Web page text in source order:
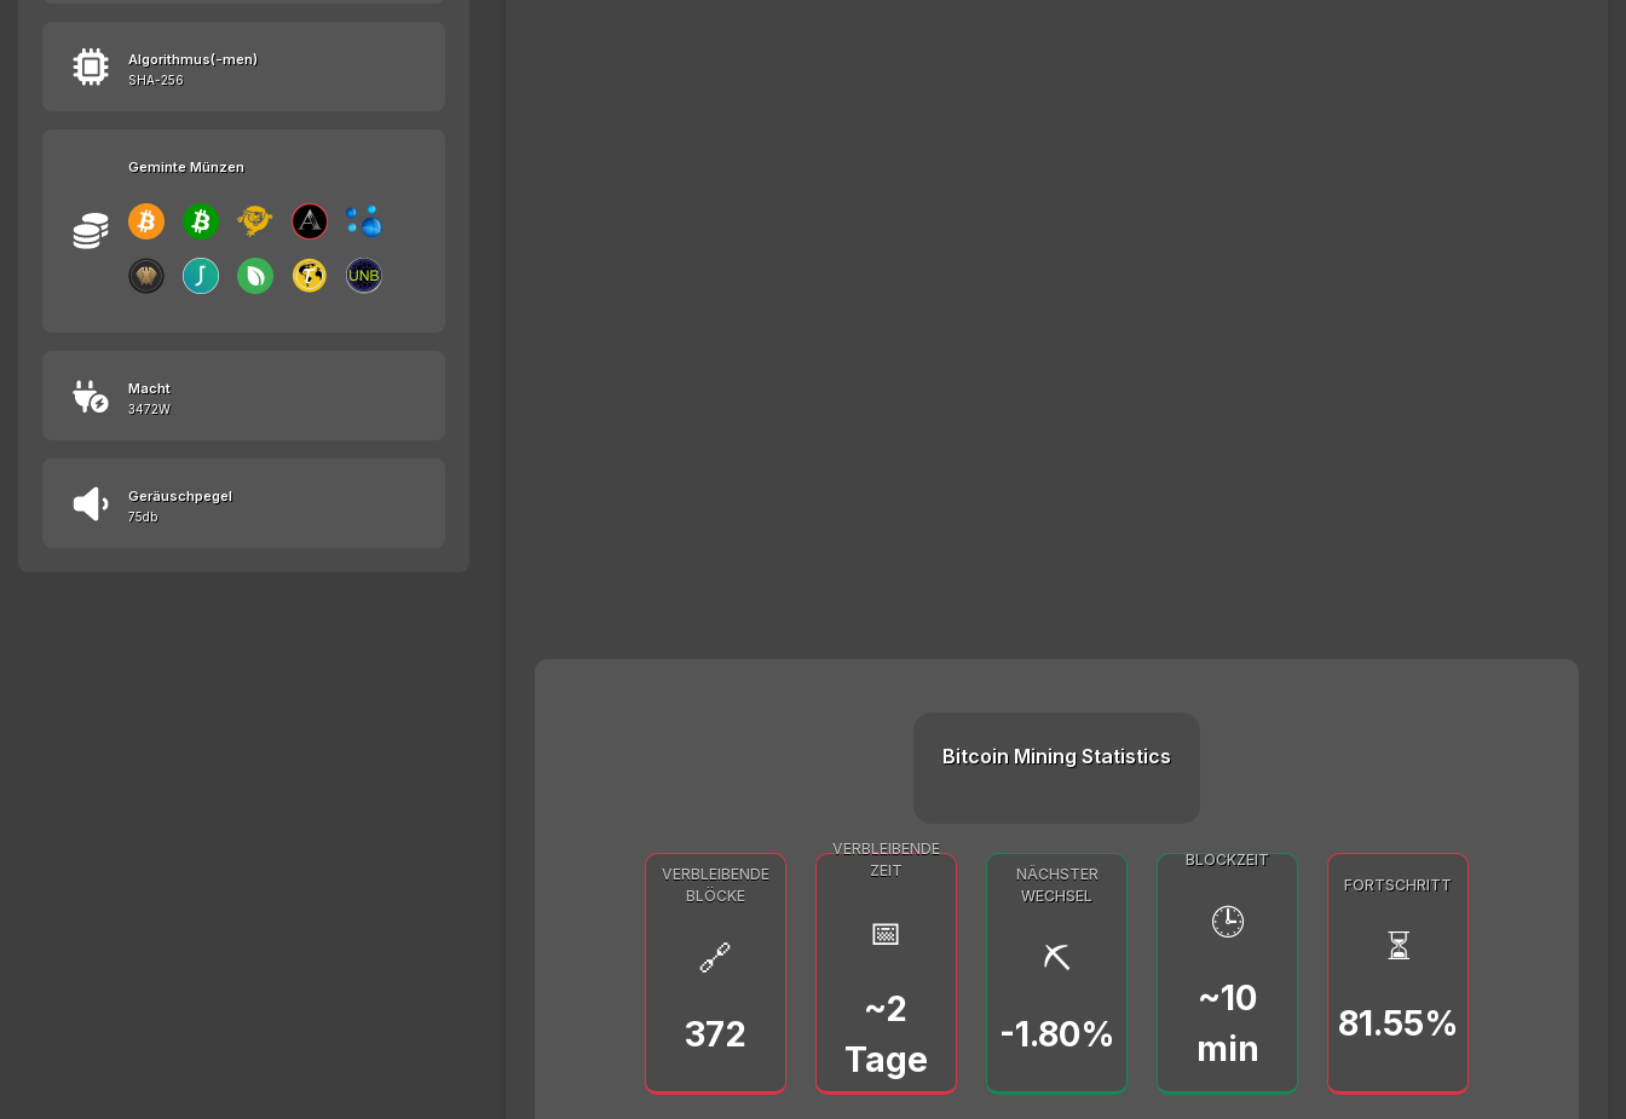
Algorithmus(-men)
SHA-256
Geminte Münzen
Macht
3472W
Geräuschpegel
75db
Bitcoin Mining Statistics
VERBLEIBENDE
BLÖCKE
🔗
372
VERBLEIBENDE
ZEIT
📅
~2
Tage
NÄCHSTER
WECHSEL
⛏️
-1.80%
BLOCKZEIT
🕒
~10
min
FORTSCHRITT
⏳
81.55%